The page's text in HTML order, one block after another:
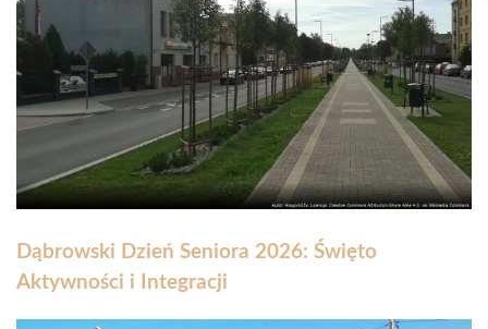
Dąbrowski Dzień Seniora 2026: Święto
Aktywności i Integracji